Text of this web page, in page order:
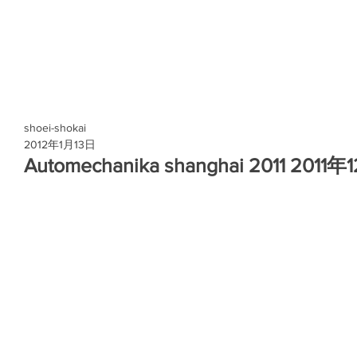
Automechanika shanghai 2011 2011
shoei-shokai
2012年1月13日